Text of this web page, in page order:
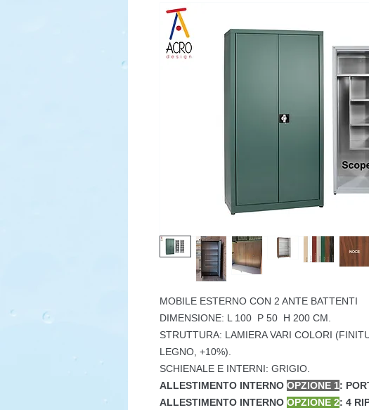
MOBILE ESTERNO CON 2 ANTE BATTENTI
DIMENSIONE: L 100 P 50 H 200 CM.
STRUTTURA: LAMIERA VARI COLORI
LEGNO, +10%).
SCHIENALE E INTERNI: GRIGIO.
ALLESTIMENTO INTERNO OPZIONE 1:
ALLESTIMENTO INTERNO OPZIONE 2: 4